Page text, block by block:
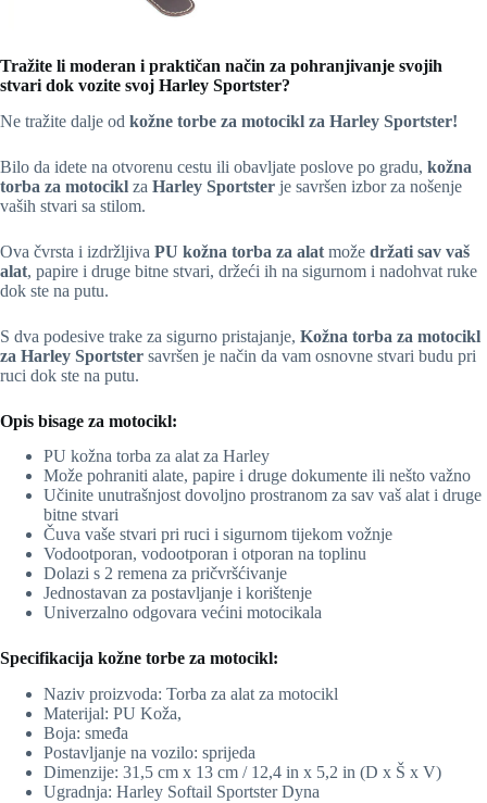
Tražite li moderan i praktičan način za pohranjivanje svojih
stvari dok vozite svoj Harley Sportster?
Ne tražite dalje od kožne torbe za motocikl za Harley Sportster!
Bilo da idete na otvorenu cestu ili obavljate poslove po gradu, kožna
torba za motocikl za Harley Sportster je savršen izbor za nošenje
vaših stvari sa stilom.
Ova čvrsta i izdržljiva PU kožna torba za alat može držati sav vaš
alat, papire i druge bitne stvari, držeći ih na sigurnom i nadohvat ruke
dok ste na putu.
S dva podesive trake za sigurno pristajanje, Kožna torba za motocikl
za Harley Sportster savršen je način da vam osnovne stvari budu pri
ruci dok ste na putu.
Opis bisage za motocikl:
PU kožna torba za alat za Harley
Može pohraniti alate, papire i druge dokumente ili nešto važno
Učinite unutrašnjost dovoljno prostranom za sav vaš alat i druge
bitne stvari
Čuva vaše stvari pri ruci i sigurnom tijekom vožnje
Vodootporan, vodootporan i otporan na toplinu
Dolazi s 2 remena za pričvršćivanje
Jednostavan za postavljanje i korištenje
Univerzalno odgovara većini motocikala
Specifikacija kožne torbe za motocikl:
Naziv proizvoda: Torba za alat za motocikl
Materijal: PU Koža,
Boja: smeđa
Postavljanje na vozilo: sprijeda
Dimenzije: 31,5 cm x 13 cm / 12,4 in x 5,2 in (D x Š x V)
Ugradnja: Harley Softail Sportster Dyna